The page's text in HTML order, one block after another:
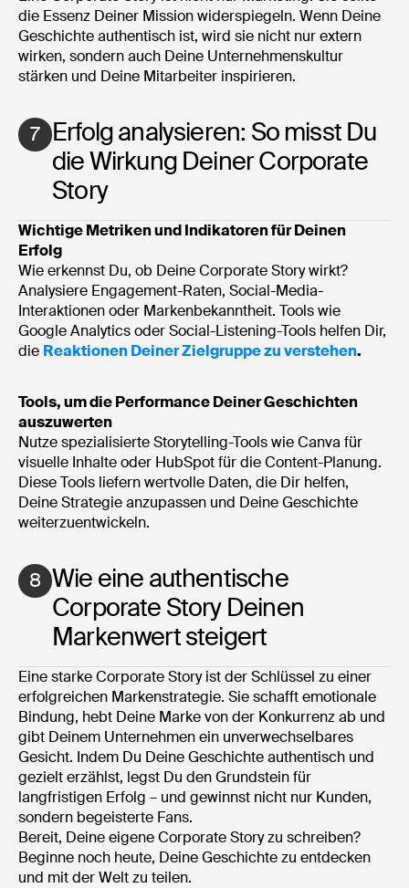
die Essenz Deiner Mission widerspiegeln. Wenn Deine
Geschichte authentisch ist, wird sie nicht nur extern
wirken, sondern auch Deine Unternehmenskultur
stärken und Deine Mitarbeiter inspirieren.
7 Erfolg analysieren: So misst Du
die Wirkung Deiner Corporate
Story
Wichtige Metriken und Indikatoren für Deinen
Erfolg
Wie erkennst Du, ob Deine Corporate Story wirkt?
Analysiere Engagement-Raten, Social-Media-
Interaktionen oder Markenbekanntheit. Tools wie
Google Analytics oder Social-Listening-Tools helfen Dir,
die Reaktionen Deiner Zielgruppe zu verstehen.
Tools, um die Performance Deiner Geschichten
auszuwerten
Nutze spezialisierte Storytelling-Tools wie Canva für
visuelle Inhalte oder HubSpot für die Content-Planung.
Diese Tools liefern wertvolle Daten, die Dir helfen,
Deine Strategie anzupassen und Deine Geschichte
weiterzuentwickeln.
8 Wie eine authentische
Corporate Story Deinen
Markenwert steigert
Eine starke Corporate Story ist der Schlüssel zu einer
erfolgreichen Markenstrategie. Sie schafft emotionale
Bindung, hebt Deine Marke von der Konkurrenz ab und
gibt Deinem Unternehmen ein unverwechselbares
Gesicht. Indem Du Deine Geschichte authentisch und
gezielt erzählst, legst Du den Grundstein für
langfristigen Erfolg – und gewinnst nicht nur Kunden,
sondern begeisterte Fans.
Bereit, Deine eigene Corporate Story zu schreiben?
Beginne noch heute, Deine Geschichte zu entdecken
und mit der Welt zu teilen.